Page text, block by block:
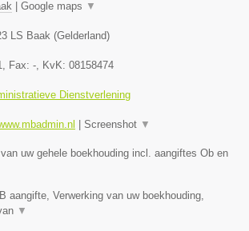
Google maps ▼
LS Baak (Gelderland)
, Fax: -, KvK: 08158474
Dienstverlening
Screenshot ▼
uw gehele boekhouding incl. aangiftes Ob en
aangifte, Verwerking van uw boekhouding,
▼